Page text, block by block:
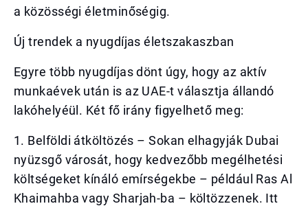
a közösségi életminőségig.
Új trendek a nyugdíjas életszakaszban
Egyre több nyugdíjas dönt úgy, hogy az aktív
munkaévek után is az UAE-t választja állandó
lakóhelyéül. Két fő irány figyelhető meg:
1. Belföldi átköltözés – Sokan elhagyják Dubai
nyüzsgő városát, hogy kedvezőbb megélhetési
költségeket kínáló emírségekbe – például Ras Al
Khaimahba vagy Sharjah-ba – költözzenek. Itt